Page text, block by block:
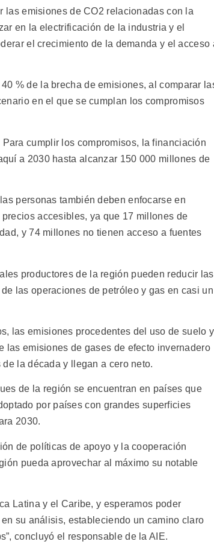
las emisiones de CO2 relacionadas con la
en la electrificación de la industria y el
el crecimiento de la demanda y el acceso
% de la brecha de emisiones, al comparar
en el que se cumplan los compromisos
cumplir los compromisos, la financiación
a 2030 hasta alcanzar 150 000 millones de
personas también deben enfocarse en
accesibles, ya que 17 millones de
y 74 millones no tienen acceso a fuentes
productores de la región pueden reducir las
las operaciones de petróleo y gas en casi un
las emisiones procedentes del uso de suelo y
las emisiones de gases de efecto invernadero
la década y llegan a cero neto.
de la región se encuentran en países que
por países con grandes superficies
2030.
de políticas de apoyo y la cooperación
pueda aprovechar al máximo su notable
Latina y el Caribe, y esperamos poder
su análisis, estableciendo un camino claro
concluyó el responsable de la AIE.